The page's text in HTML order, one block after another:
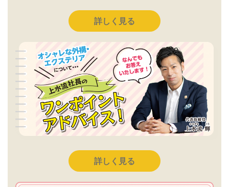
詳しく見る
詳しく見る